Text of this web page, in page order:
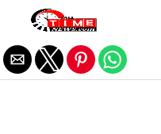
Exit mobile version